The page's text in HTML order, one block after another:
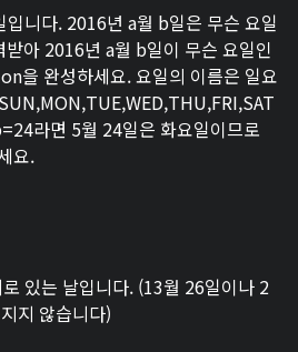
니다. 2016년 a월 b일은 무슨 요일
아 2016년 a월 b일이 무슨 요일인
을 완성하세요. 요일의 이름은 일요
라면 5월 24일은 화요일이므로
요.
있는 날입니다. (13월 26일이나 2
지 않습니다)